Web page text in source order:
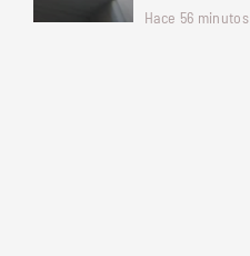
Hace 56 minutos